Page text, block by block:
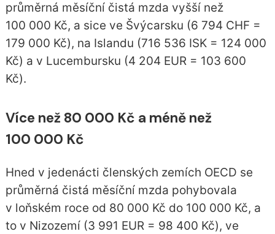
průměrná měsíční čistá mzda vyšší než
100 000 Kč, a sice ve Švýcarsku (6 794 CHF =
179 000 Kč), na Islandu (716 536 ISK = 124 000
Kč) a v Lucembursku (4 204 EUR = 103 600
Kč).
Více než 80 000 Kč a méně než
100 000 Kč
Hned v jedenácti členských zemích OECD se
průměrná čistá měsíční mzda pohybovala
v loňském roce od 80 000 Kč do 100 000 Kč, a
to v Nizozemí (3 991 EUR = 98 400 Kč), ve